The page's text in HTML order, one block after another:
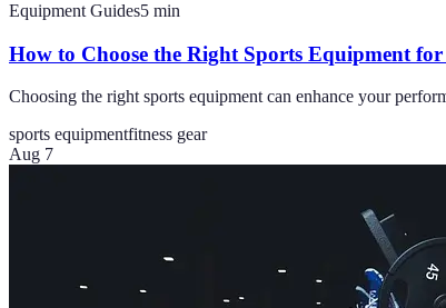
Equipment Guides5 min
How to Choose the Right Sports Equipment for
Choosing the right sports equipment can enhance your
sports equipmentfitness gear
Aug 7